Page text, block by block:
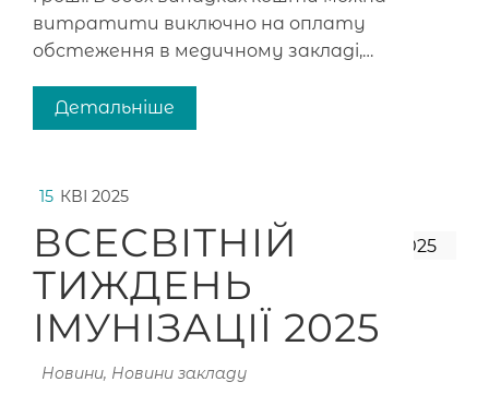
витратити виключно на оплату
обстеження в медичному закладі,…
Детальніше
15 КВІ 2025
ВСЕСВІТНІЙ
ТИЖДЕНЬ
ІМУНІЗАЦІЇ 2025
Новини, Новини закладу